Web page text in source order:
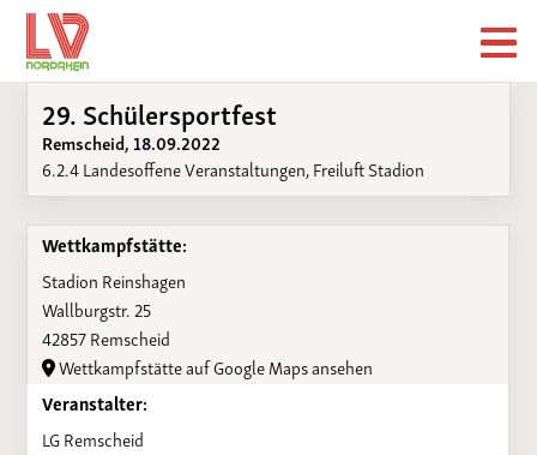
29. Schülersportfest
Remscheid, 18.09.2022
6.2.4 Landesoffene Veranstaltungen, Freiluft Stadion
Wettkampfstätte:
Stadion Reinshagen
Wallburgstr. 25
42857 Remscheid
Wettkampfstätte auf Google Maps ansehen
Veranstalter:
LG Remscheid